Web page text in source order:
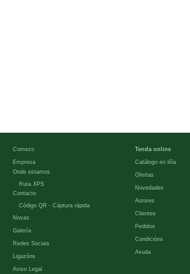
Comezo
Empresa
Onde estamos
Ruta XPS
Contacto
Código QR - Cáptura rápida
Novas
Galería
Redes Sociais
Ligazóns
Aviso Legal
Tenda online
Catálogo en liña
Ofertas
Novedades
Autores
Clientes
Pedidos
Condicións
Axuda